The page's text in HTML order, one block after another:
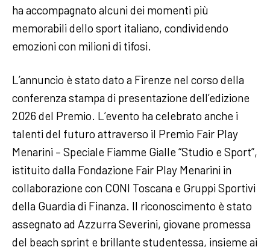
ha accompagnato alcuni dei momenti più
memorabili dello sport italiano, condividendo
emozioni con milioni di tifosi.
L’annuncio è stato dato a Firenze nel corso della
conferenza stampa di presentazione dell’edizione
2026 del Premio. L’evento ha celebrato anche i
talenti del futuro attraverso il Premio Fair Play
Menarini – Speciale Fiamme Gialle “Studio e Sport”,
istituito dalla Fondazione Fair Play Menarini in
collaborazione con CONI Toscana e Gruppi Sportivi
della Guardia di Finanza. Il riconoscimento è stato
assegnato ad Azzurra Severini, giovane promessa
del beach sprint e brillante studentessa, insieme ai